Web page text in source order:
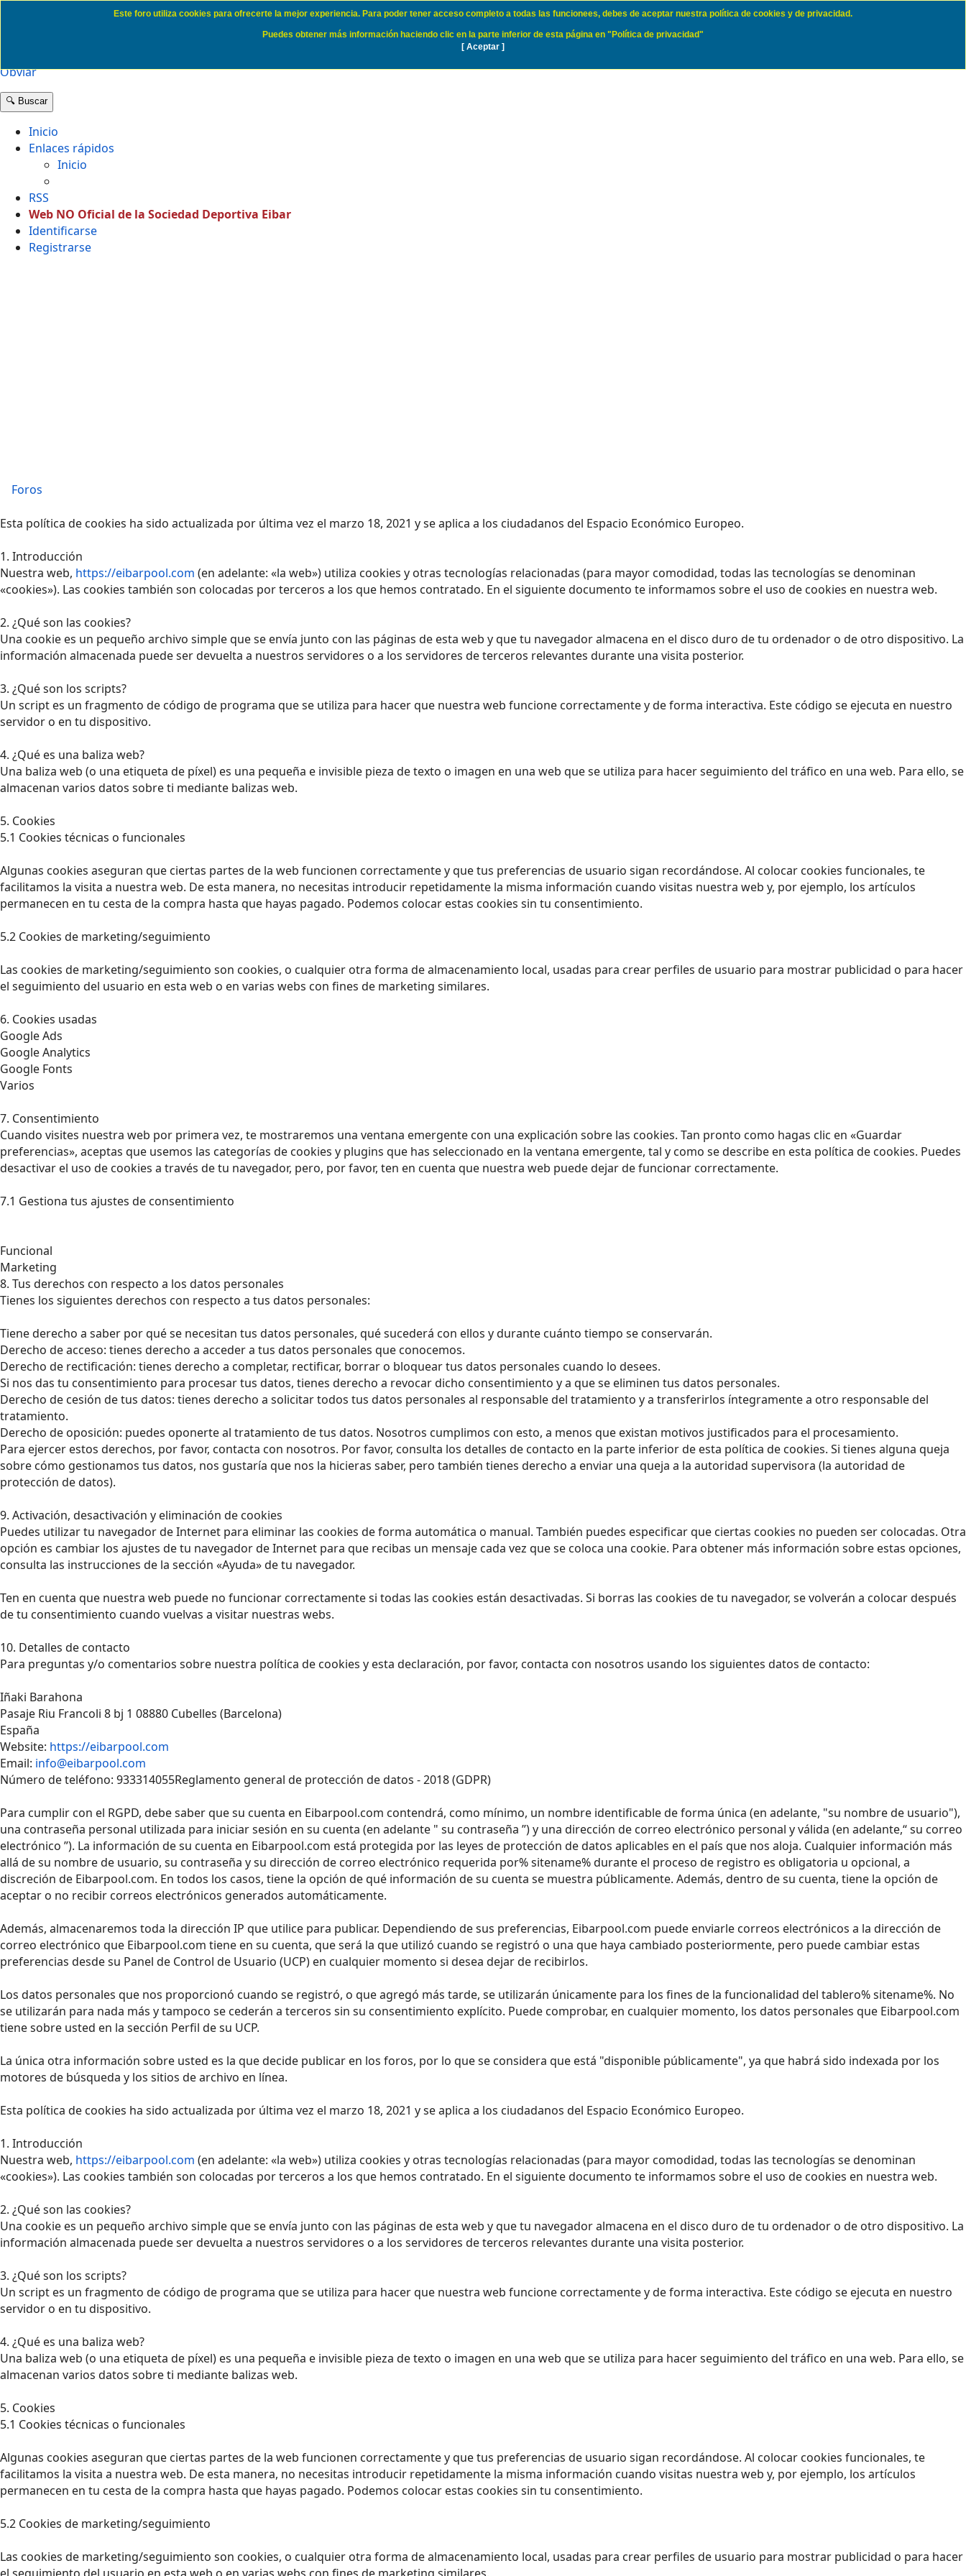
Politica de Cookies SD Eibar
Obviar
🔍 Buscar
Inicio
Enlaces rápidos
Inicio
RSS
Web NO Oficial de la Sociedad Deportiva Eibar
Identificarse
Registrarse
Foros
Esta política de cookies ha sido actualizada por última vez el marzo 18, 2021 y se aplica a los ciudadanos del Espacio Económico Europeo.
1. Introducción
Nuestra web, https://eibarpool.com (en adelante: «la web») utiliza cookies y otras tecnologías relacionadas (para mayor comodidad, todas las tecnologías se denominan
«cookies»). Las cookies también son colocadas por terceros a los que hemos contratado. En el siguiente documento te informamos sobre el uso de cookies en nuestra web.
2. ¿Qué son las cookies?
Una cookie es un pequeño archivo simple que se envía junto con las páginas de esta web y que tu navegador almacena en el disco duro de tu ordenador o de otro dispositivo. La
información almacenada puede ser devuelta a nuestros servidores o a los servidores de terceros relevantes durante una visita posterior.
3. ¿Qué son los scripts?
Un script es un fragmento de código de programa que se utiliza para hacer que nuestra web funcione correctamente y de forma interactiva. Este código se ejecuta en nuestro
servidor o en tu dispositivo.
4. ¿Qué es una baliza web?
Una baliza web (o una etiqueta de píxel) es una pequeña e invisible pieza de texto o imagen en una web que se utiliza para hacer seguimiento del tráfico en una web. Para ello, se
almacenan varios datos sobre ti mediante balizas web.
5. Cookies
5.1 Cookies técnicas o funcionales
Algunas cookies aseguran que ciertas partes de la web funcionen correctamente y que tus preferencias de usuario sigan recordándose. Al colocar cookies funcionales, te
facilitamos la visita a nuestra web. De esta manera, no necesitas introducir repetidamente la misma información cuando visitas nuestra web y, por ejemplo, los artículos
permanecen en tu cesta de la compra hasta que hayas pagado. Podemos colocar estas cookies sin tu consentimiento.
5.2 Cookies de marketing/seguimiento
Las cookies de marketing/seguimiento son cookies, o cualquier otra forma de almacenamiento local, usadas para crear perfiles de usuario para mostrar publicidad o para hacer
el seguimiento del usuario en esta web o en varias webs con fines de marketing similares.
6. Cookies usadas
Google Ads
Google Analytics
Google Fonts
Varios
7. Consentimiento
Cuando visites nuestra web por primera vez, te mostraremos una ventana emergente con una explicación sobre las cookies. Tan pronto como hagas clic en «Guardar
preferencias», aceptas que usemos las categorías de cookies y plugins que has seleccionado en la ventana emergente, tal y como se describe en esta política de cookies. Puedes
desactivar el uso de cookies a través de tu navegador, pero, por favor, ten en cuenta que nuestra web puede dejar de funcionar correctamente.
7.1 Gestiona tus ajustes de consentimiento
Funcional
Marketing
8. Tus derechos con respecto a los datos personales
Tienes los siguientes derechos con respecto a tus datos personales:
Tiene derecho a saber por qué se necesitan tus datos personales, qué sucederá con ellos y durante cuánto tiempo se conservarán.
Derecho de acceso: tienes derecho a acceder a tus datos personales que conocemos.
Derecho de rectificación: tienes derecho a completar, rectificar, borrar o bloquear tus datos personales cuando lo desees.
Si nos das tu consentimiento para procesar tus datos, tienes derecho a revocar dicho consentimiento y a que se eliminen tus datos personales.
Derecho de cesión de tus datos: tienes derecho a solicitar todos tus datos personales al responsable del tratamiento y a transferirlos íntegramente a otro responsable del
tratamiento.
Derecho de oposición: puedes oponerte al tratamiento de tus datos. Nosotros cumplimos con esto, a menos que existan motivos justificados para el procesamiento.
Para ejercer estos derechos, por favor, contacta con nosotros. Por favor, consulta los detalles de contacto en la parte inferior de esta política de cookies. Si tienes alguna queja
sobre cómo gestionamos tus datos, nos gustaría que nos la hicieras saber, pero también tienes derecho a enviar una queja a la autoridad supervisora (la autoridad de
protección de datos).
9. Activación, desactivación y eliminación de cookies
Puedes utilizar tu navegador de Internet para eliminar las cookies de forma automática o manual. También puedes especificar que ciertas cookies no pueden ser colocadas. Otra
opción es cambiar los ajustes de tu navegador de Internet para que recibas un mensaje cada vez que se coloca una cookie. Para obtener más información sobre estas opciones,
consulta las instrucciones de la sección «Ayuda» de tu navegador.
Ten en cuenta que nuestra web puede no funcionar correctamente si todas las cookies están desactivadas. Si borras las cookies de tu navegador, se volverán a colocar después
de tu consentimiento cuando vuelvas a visitar nuestras webs.
10. Detalles de contacto
Para preguntas y/o comentarios sobre nuestra política de cookies y esta declaración, por favor, contacta con nosotros usando los siguientes datos de contacto:
Iñaki Barahona
Pasaje Riu Francoli 8 bj 1 08880 Cubelles (Barcelona)
España
Website: https://eibarpool.com
Email: info@eibarpool.com
Número de teléfono: 933314055Reglamento general de protección de datos - 2018 (GDPR)
Para cumplir con el RGPD, debe saber que su cuenta en Eibarpool.com contendrá, como mínimo, un nombre identificable de forma única (en adelante, "su nombre de usuario"),
una contraseña personal utilizada para iniciar sesión en su cuenta (en adelante " su contraseña ”) y una dirección de correo electrónico personal y válida (en adelante,“ su correo
electrónico ”). La información de su cuenta en Eibarpool.com está protegida por las leyes de protección de datos aplicables en el país que nos aloja. Cualquier información más
allá de su nombre de usuario, su contraseña y su dirección de correo electrónico requerida por% sitename% durante el proceso de registro es obligatoria u opcional, a
discreción de Eibarpool.com. En todos los casos, tiene la opción de qué información de su cuenta se muestra públicamente. Además, dentro de su cuenta, tiene la opción de
aceptar o no recibir correos electrónicos generados automáticamente.
Además, almacenaremos toda la dirección IP que utilice para publicar. Dependiendo de sus preferencias, Eibarpool.com puede enviarle correos electrónicos a la dirección de
correo electrónico que Eibarpool.com tiene en su cuenta, que será la que utilizó cuando se registró o una que haya cambiado posteriormente, pero puede cambiar estas
preferencias desde su Panel de Control de Usuario (UCP) en cualquier momento si desea dejar de recibirlos.
Los datos personales que nos proporcionó cuando se registró, o que agregó más tarde, se utilizarán únicamente para los fines de la funcionalidad del tablero% sitename%. No
se utilizarán para nada más y tampoco se cederán a terceros sin su consentimiento explícito. Puede comprobar, en cualquier momento, los datos personales que Eibarpool.com
tiene sobre usted en la sección Perfil de su UCP.
La única otra información sobre usted es la que decide publicar en los foros, por lo que se considera que está "disponible públicamente", ya que habrá sido indexada por los
motores de búsqueda y los sitios de archivo en línea.
Esta política de cookies ha sido actualizada por última vez el marzo 18, 2021 y se aplica a los ciudadanos del Espacio Económico Europeo.
1. Introducción
Nuestra web, https://eibarpool.com (en adelante: «la web») utiliza cookies y otras tecnologías relacionadas (para mayor comodidad, todas las tecnologías se denominan
«cookies»). Las cookies también son colocadas por terceros a los que hemos contratado. En el siguiente documento te informamos sobre el uso de cookies en nuestra web.
2. ¿Qué son las cookies?
Una cookie es un pequeño archivo simple que se envía junto con las páginas de esta web y que tu navegador almacena en el disco duro de tu ordenador o de otro dispositivo. La
información almacenada puede ser devuelta a nuestros servidores o a los servidores de terceros relevantes durante una visita posterior.
3. ¿Qué son los scripts?
Un script es un fragmento de código de programa que se utiliza para hacer que nuestra web funcione correctamente y de forma interactiva. Este código se ejecuta en nuestro
servidor o en tu dispositivo.
4. ¿Qué es una baliza web?
Una baliza web (o una etiqueta de píxel) es una pequeña e invisible pieza de texto o imagen en una web que se utiliza para hacer seguimiento del tráfico en una web. Para ello, se
almacenan varios datos sobre ti mediante balizas web.
5. Cookies
5.1 Cookies técnicas o funcionales
Algunas cookies aseguran que ciertas partes de la web funcionen correctamente y que tus preferencias de usuario sigan recordándose. Al colocar cookies funcionales, te
facilitamos la visita a nuestra web. De esta manera, no necesitas introducir repetidamente la misma información cuando visitas nuestra web y, por ejemplo, los artículos
permanecen en tu cesta de la compra hasta que hayas pagado. Podemos colocar estas cookies sin tu consentimiento.
5.2 Cookies de marketing/seguimiento
Las cookies de marketing/seguimiento son cookies, o cualquier otra forma de almacenamiento local, usadas para crear perfiles de usuario para mostrar publicidad o para hacer
Este foro utiliza cookies para ofrecerte la mejor experiencia. Para poder tener acceso completo a todas las funcionees, debes de aceptar nuestra política de cookies y de privacidad.
Puedes obtener más información haciendo clic en la parte inferior de esta página en "Política de privacidad"
[ Aceptar ]